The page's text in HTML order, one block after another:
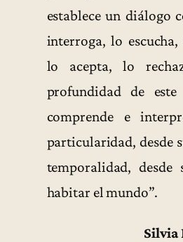
establece un diálogo
interroga, lo
lo acepta, lo
profundidad de
comprende e
particularidad, desde
temporalidad, desde
habitar el mundo”.
Silvia